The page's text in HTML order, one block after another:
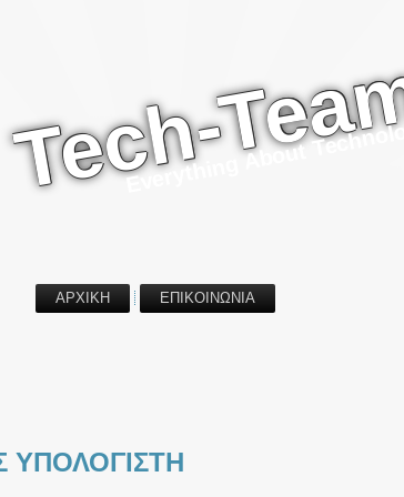
Tech-Everything About Technology
ΑΡΧΙΚΗ ΕΠΙΚΟΙΝΩΝΙΑ
ΥΠΟΛΟΓΙΣΤΗ